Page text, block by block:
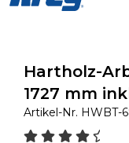
Hartholz-
1727 mm
Artikel-Nr. HWBT-